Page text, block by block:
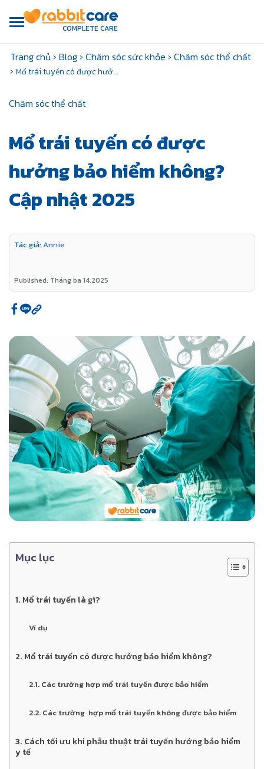
COMPLETE CARE
Trang chủ › Blog› Chăm sóc sức khỏe › Chăm sóc thể chất
› Mổ trái tuyến có được hưở...
Chăm sóc thể chất
Mổ trái tuyến có được
hưởng bảo hiểm không​?
Cập nhật 2025
Tác giả:Annie
Published: Tháng ba 14,2025
Mục lục
1. Mổ trái tuyến là gì?
Ví dụ
2. Mổ trái tuyến có được hưởng bảo hiểm không​?
2.1. Các trường hợp mổ trái tuyến được bảo hiểm
2.2. Các trường hợp mổ trái tuyến không được bảo hiểm
3. Cách tối ưu khi phẫu thuật trái tuyến hưởng bảo hiểm
y tế